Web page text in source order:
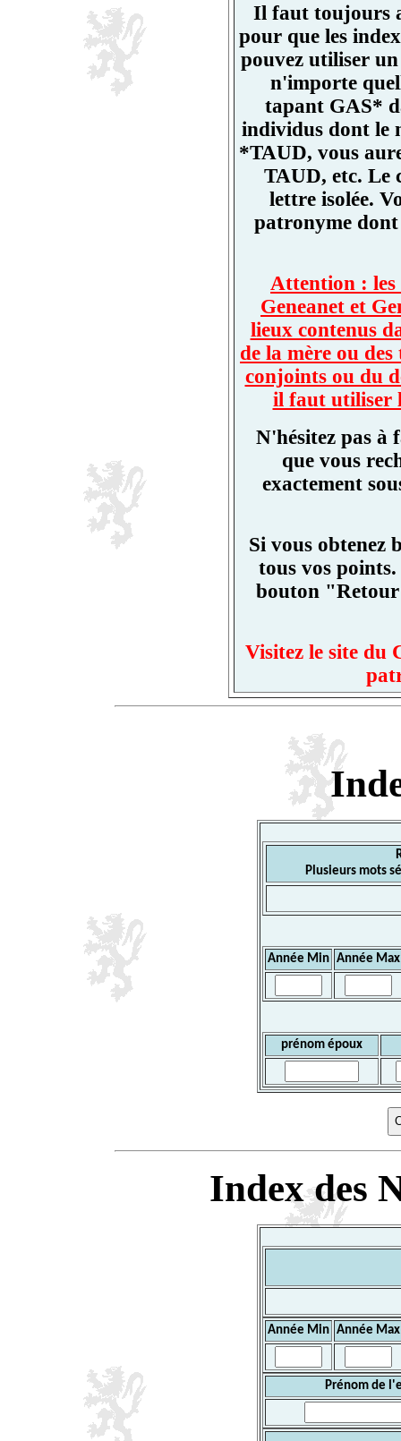
Il faut toujours
pour que les
pouvez utiliser
n'importe
tapant GAS*
individus dont le
*TAUD, vous
TAUD, etc. Le
lettre isolée.
patronyme dont
Attention : les
Geneanet et
lieux contenus
de la mère ou
conjoints ou du
il faut utiliser
N'hésitez pas à
que vous
exactement
Si vous obtenez
tous vos
bouton
Visitez le site du
Plusieurs mots
Année Min Année Max
prénom époux
Index des
Année Min Année Max
Prénom de